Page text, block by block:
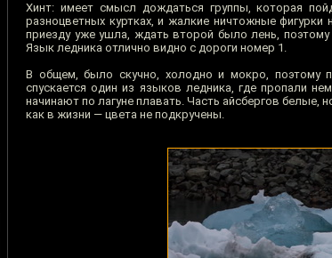
Хинт: имеет смысл дождаться группы, которая
разноцветных куртках, и жалкие ничтожные
приезду уже ушла, ждать второй было лень,
Язык ледника отлично видно с дороги номер 1.
В общем, было скучно, холодно и мокро, поэтому
спускается один из языков ледника, где пропали
начинают по лагуне плавать. Часть айсбергов белые,
как в жизни — цвета не подкручены.